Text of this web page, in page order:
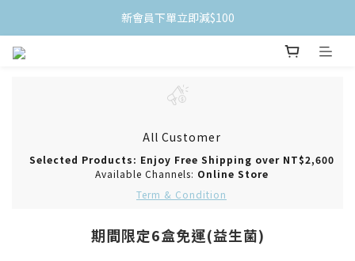
新會員下單立即減$100
All Customer
Selected Products: Enjoy Free Shipping over NT$2,600
Available Channels: Online Store
Term & Condition
期間限定6盒免運(益生菌)